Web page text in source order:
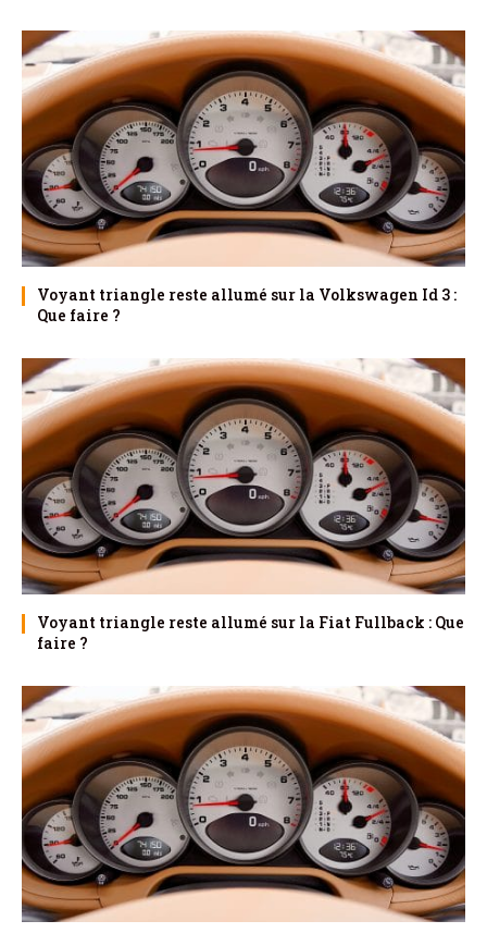
Voyant triangle reste allumé sur la Volkswagen Id 3 :
Que faire ?
Voyant triangle reste allumé sur la Fiat Fullback : Que
faire ?